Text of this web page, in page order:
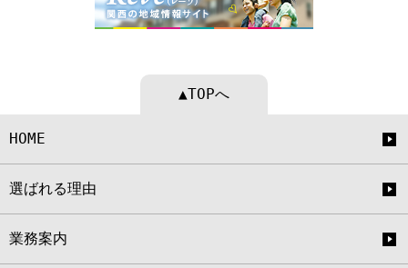
▲TOPへ
HOME
選ばれる理由
業務案内